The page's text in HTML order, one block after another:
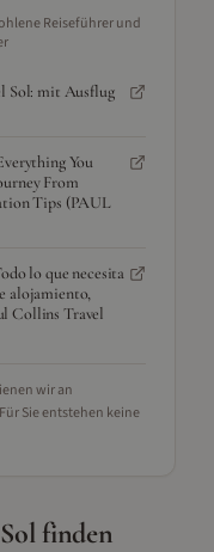
Reiseführer und
Sol: mit Ausflug
You
From
Tips (PAUL
lo que necesita
alojamiento,
Collins Travel
wir an
Sie entstehen keine
finden